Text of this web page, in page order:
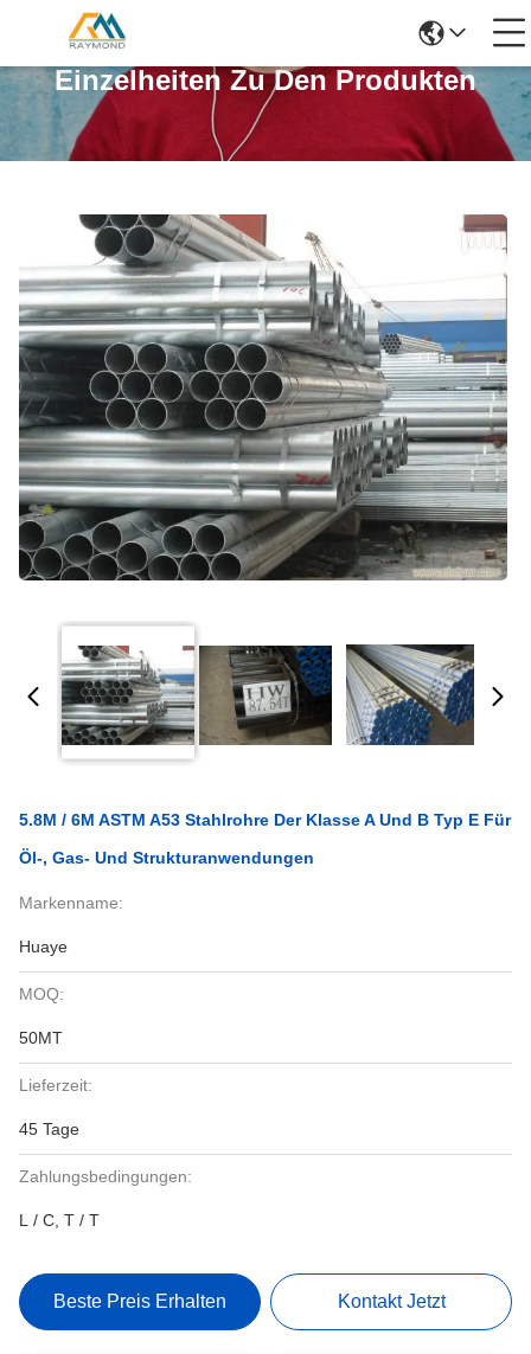
Einzelheiten Zu Den Produkten
5.8M / 6M ASTM A53 Stahlrohre Der Klasse A Und B Typ E Für
Öl-, Gas- Und Strukturanwendungen
Markenname:
Huaye
MOQ:
50MT
Lieferzeit:
45 Tage
Zahlungsbedingungen:
L / C, T / T
Beste Preis Erhalten Kontakt Jetzt